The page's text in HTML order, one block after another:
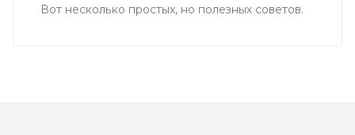
Вот несколько простых, но полезных советов.